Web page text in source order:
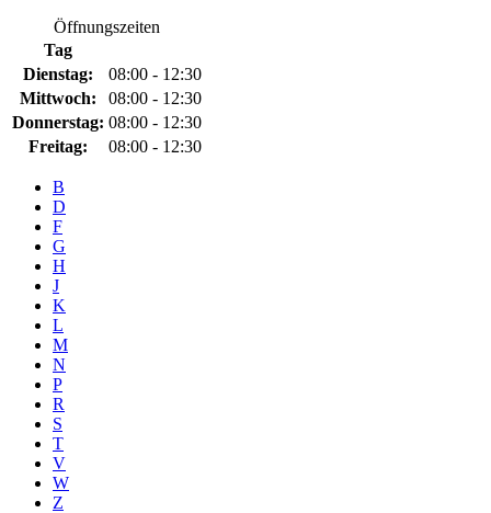
Öffnungszeiten
Tag
Dienstag:
08:00 - 12:30
Mittwoch:
08:00 - 12:30
Donnerstag: 08:00 - 12:30
Freitag:
08:00 - 12:30
B
D
F
G
H
J
K
L
M
N
P
R
S
T
V
W
Z